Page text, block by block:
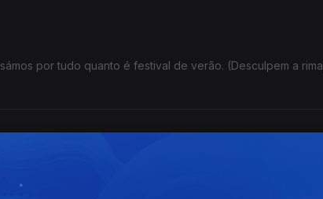
por tudo quanto é festival de verão. (Desculpem a rima,
escritor Luiz Pacheco votaria?